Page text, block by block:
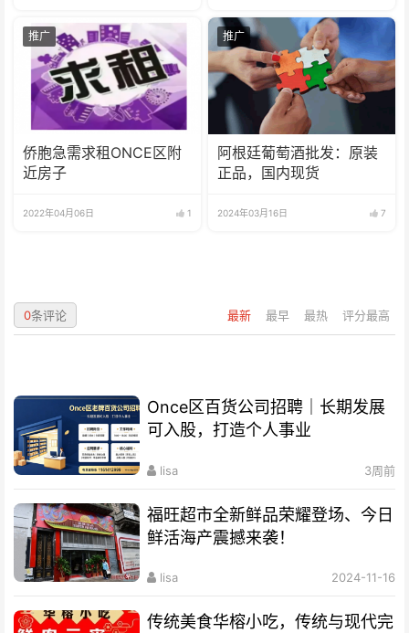
推广
侨胞急需求租ONCE区附
近房子
2022年04月06日 1
推广
阿根廷葡萄酒批发：原装
正品，国内现货
2024年03月16日 7
最新 最早 最热 评分最高
0条评论
Once区百货公司招聘｜长期发展
可入股，打造个人事业
lisa 3周前
福旺超市全新鲜品荣耀登场、今日
鲜活海产震撼来袭！
lisa 2024-11-16
传统美食华榕小吃，传统与现代完